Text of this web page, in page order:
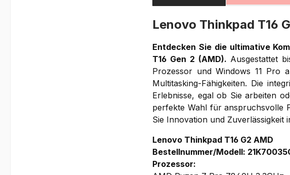
Lenovo Thinkpad T16
Entdecken Sie die ultimative
T16 Gen 2 (AMD). Ausgestattet
Prozessor und Windows 11 Pro
Multitasking-Fähigkeiten. Die
Erlebnisse, egal ob Sie arbeiten
perfekte Wahl für anspruchsvolle
Sie Innovation und Zuverlässigkeit
Lenovo Thinkpad T16 G2 AMD
Bestellnummer/Modell:
Prozessor: